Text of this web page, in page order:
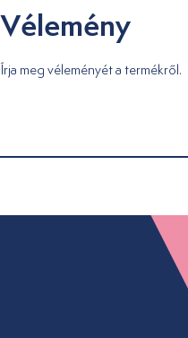
Vélemény
Írja meg véleményét a termékről.